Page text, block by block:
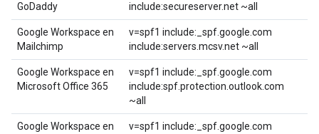
GoDaddy
include:secureserver.net ~all
Google Workspace en
Mailchimp
v=spf1 include:_spf.google.com
include:servers.mcsv.net ~all
Google Workspace en
Microsoft Office 365
v=spf1 include:_spf.google.com
include:spf.protection.outlook.com
~all
Google Workspace en
v=spf1 include:_spf.google.com